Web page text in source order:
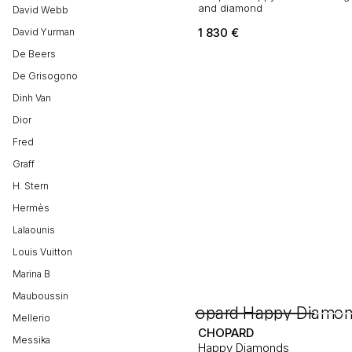
David Webb
David Yurman
De Beers
De Grisogono
Dinh Van
Dior
Fred
Graff
H. Stern
Hermès
Lalaounis
Louis Vuitton
Marina B
Mauboussin
Mellerio
Messika
and diamond
1 830 €
CHOPARD
Happy Diamonds